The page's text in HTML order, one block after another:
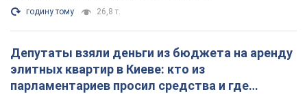
годину тому 26,8 т.
Депутаты взяли деньги из бюджета на аренду
элитных квартир в Киеве: кто из
парламентариев просил средства и где